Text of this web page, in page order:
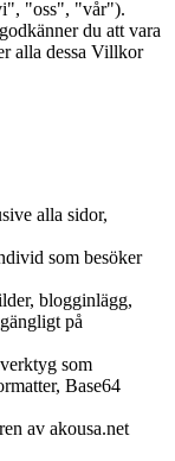
"oss", "vår").
du att vara
alla dessa Villkor
alla sidor,
som besöker
blogginlägg,
på
som
Base64
av akousa.net